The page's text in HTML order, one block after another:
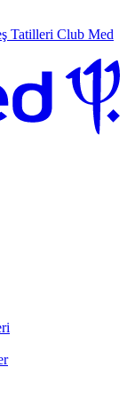
Tatilleri Club Med